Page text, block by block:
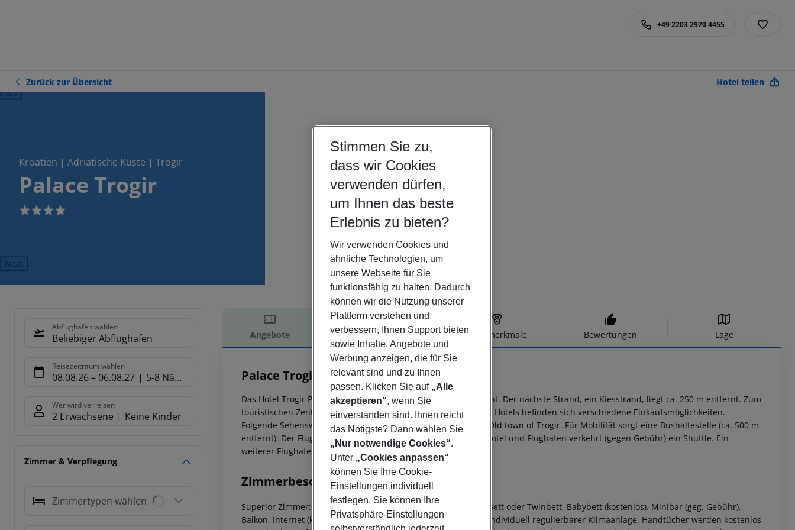
+49 2203 2970 4455
Zurück zur Übersicht Hotel teilen
Kroatien | Adriatische Küste | Trogir
Palace Trogir
4
Next
Abflughafen wählen
Beliebiger Abflughafen
Reisezeitraum wählen
08.08.26– 06.08.27 5-8 Nächte
Wer wird verreisen
2 Erwachsene Keine Kinder
Zimmer & Verpflegung
Zimmertypen wählen
Angebote Hotelbeschreibung Hotelmerkmale Bewertungen Lage
Hotelbeschreibung
Palace Trogir
Das Hotel Trogir Palace befindet sich ca. 25 km von Split entfernt. Der nächste Strand, ein Kiesstrand, liegt ca. 250 m entfernt. Zum
touristischen Zentrum sind es ca. 500 m. In der Umgebung des Hotels befinden sich verschiedene Einkaufsmöglichkeiten.
Folgende Sehenswürdigkeiten sind vom Hotel aus erreichbar: Old town of Trogir. Für Mobilität sorgt eine Bushaltestelle (ca. 500 m
entfernt). Der Flughafen (SPU) ist ca. 7 km entfernt. Zwischen Hotel und Flughafen verkehrt (gegen Gebühr) ein Shuttle. Ein
weiterer Flughafen (ZAD) liegt in etwa 120 km Entfernung.
Zimmerbeschreibung
Superior Zimmer: Die Zimmer sind ausgestattet mit King-Size-Bett oder Twinbett, Babybett (kostenlos), Minibar (geg. Gebühr),
Balkon, Internet (kostenlos), Safe (kostenlos) und Sat-TV sowie individuell regulierbarer Klimaanlage. Handtücher werden kostenlos
Stimmen Sie zu,
dass wir Cookies
verwenden dürfen,
um Ihnen das beste
Erlebnis zu bieten?
Wir verwenden Cookies und
ähnliche Technologien, um
unsere Webseite für Sie
funktionsfähig zu halten. Dadurch
können wir die Nutzung unserer
Plattform verstehen und
verbessern, Ihnen Support bieten
sowie Inhalte, Angebote und
Werbung anzeigen, die für Sie
relevant sind und zu Ihnen
passen. Klicken Sie auf „Alle
akzeptieren“, wenn Sie
einverstanden sind. Ihnen reicht
das Nötigste? Dann wählen Sie
„Nur notwendige Cookies“.
Unter „Cookies anpassen“
können Sie Ihre Cookie-
Einstellungen individuell
festlegen. Sie können Ihre
Privatsphäre-Einstellungen